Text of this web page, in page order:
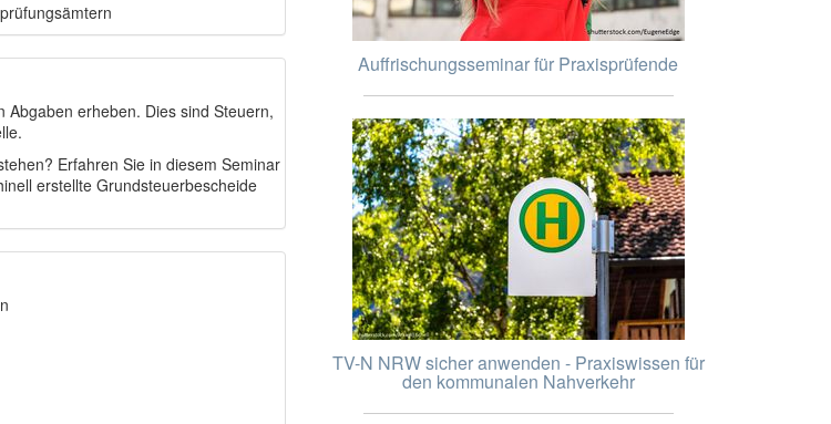
erheben. Dies sind Steuern,
Erfahren Sie in diesem Seminar
erstellte Grundsteuerbescheide
Auffrischungsseminar für Praxisprüfende
TV-N NRW sicher anwenden - Praxiswissen für
den kommunalen Nahverkehr